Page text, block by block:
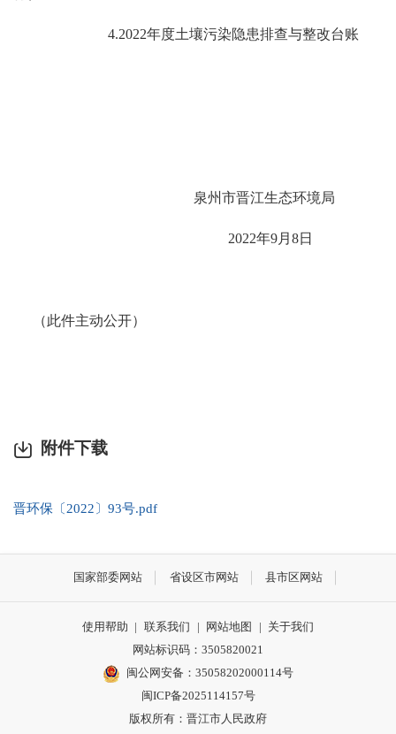
4.2022年度土壤污染隐患排查与整改台账
泉州市晋江生态环境局
2022年9月8日
（此件主动公开）
附件下载
晋环保〔2022〕93号.pdf
国家部委网站 省设区市网站 县市区网站
使用帮助 | 联系我们 | 网站地图 | 关于我们
网站标识码：3505820021
闽公网安备：35058202000114号
闽ICP备2025114157号
版权所有：晋江市人民政府